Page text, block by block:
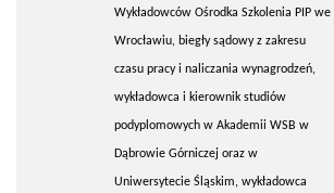
Wykładowców Ośrodka Szkolenia PIP we
Wrocławiu, biegły sądowy z zakresu
czasu pracy i naliczania wynagrodzeń,
wykładowca i kierownik studiów
podyplomowych w Akademii WSB w
Dąbrowie Górniczej oraz w
Uniwersytecie Śląskim, wykładowca